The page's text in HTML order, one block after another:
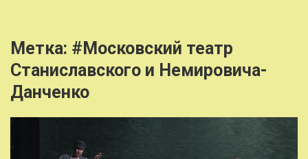
Метка: #Московский театр
Станиславского и Немировича-
Данченко